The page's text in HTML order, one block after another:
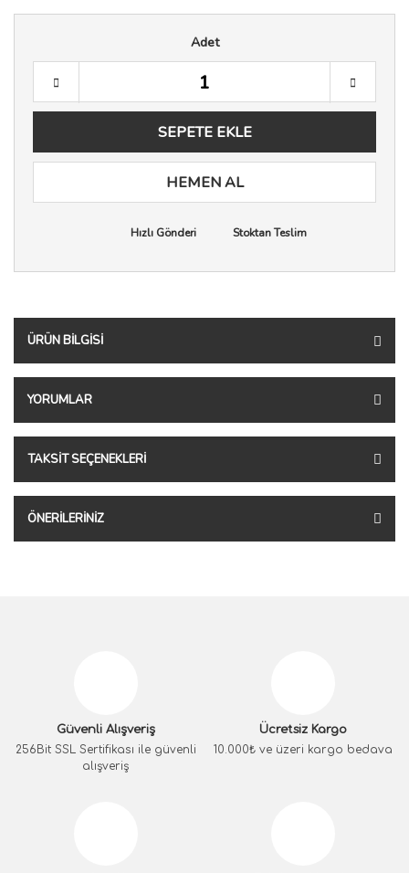
Adet
SEPETE EKLE
HEMEN AL
Hızlı Gönderi Stoktan Teslim
ÜRÜN BILGISI
YORUMLAR
TAKSIT SEÇENEKLERI
ÖNERILERINIZ
Güvenli Alışveriş
256Bit SSL Sertifikası ile güvenli
alışveriş
Ücretsiz Kargo
10.000₺ ve üzeri kargo bedava